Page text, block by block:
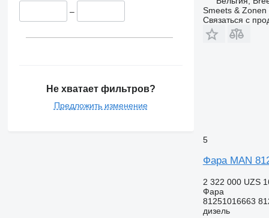
–
Не хватает фильтров?
Предложить изменение
Smeets & Zonen
Связаться с
5
Фара MAN
2 322 000 UZS
Фара
81251016663
дизель